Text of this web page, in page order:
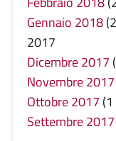
Gennaio 2018
2017
Dicembre 2017
Novembre 2017
Ottobre 2017
Settembre 2017